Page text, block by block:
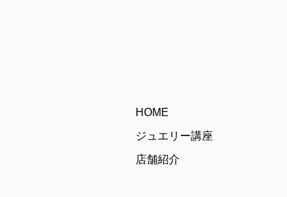
HOME
ジュエリー講座
店舗紹介